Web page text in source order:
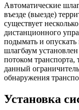
Автоматические
въезде (выезде)
существует
дистанционного
подымать и
шлагбаум
потоком транспорта,
данный
обнаружения
Установка